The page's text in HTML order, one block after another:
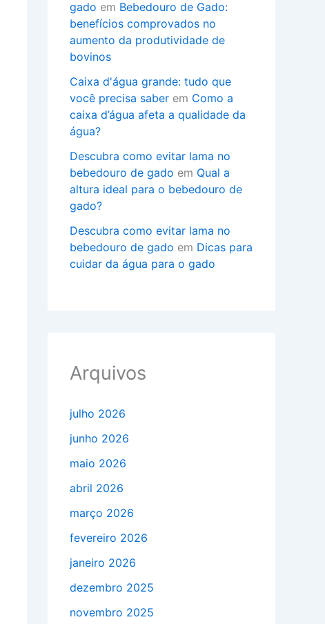
gado em Bebedouro de Gado:
benefícios comprovados no
aumento da produtividade de
bovinos
Caixa d'água grande: tudo que
você precisa saber em Como a
caixa d’água afeta a qualidade da
água?
Descubra como evitar lama no
bebedouro de gado em Qual a
altura ideal para o bebedouro de
gado?
Descubra como evitar lama no
bebedouro de gado em Dicas para
cuidar da água para o gado
Arquivos
julho 2026
junho 2026
maio 2026
abril 2026
março 2026
fevereiro 2026
janeiro 2026
dezembro 2025
novembro 2025